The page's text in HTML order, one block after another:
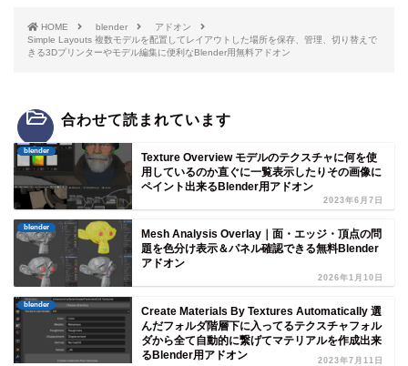
HOME blender
アドオン
​Simple Layouts 複数モデルを配置してレイアウトした場所を保存、管理、切り替えで
きる3Dプリンターやモデル編集に便利なBlender用無料アドオン
合わせて読まれています
blender
Texture Overview モデルのテクスチャに何を使
用しているのか直ぐに一覧表示したりその画像に
ペイント出来るBlender用アドオン
2023年6月7日
blender
Mesh Analysis Overlay｜面・エッジ・頂点の問
題を色分け表示＆パネル確認できる無料Blender
アドオン
2026年1月10日
blender
Create Materials By Textures Automatically 選
んだフォルダ階層下に入ってるテクスチャフォル
ダから全て自動的に繋げてマテリアルを作成出来
るBlender用アドオン
2023年7月11日